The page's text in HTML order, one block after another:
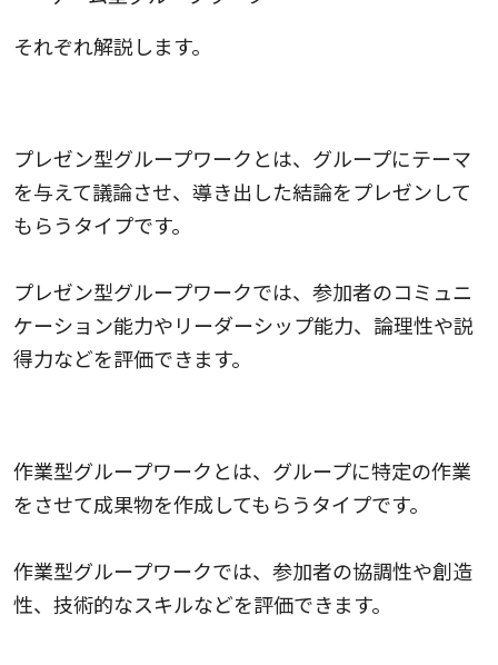
それぞれ解説します。
プレゼン型グループワークとは、グループにテーマ
を与えて議論させ、導き出した結論をプレゼンして
もらうタイプです。
プレゼン型グループワークでは、参加者のコミュニ
ケーション能力やリーダーシップ能力、論理性や説
得力などを評価できます。
作業型グループワークとは、グループに特定の作業
をさせて成果物を作成してもらうタイプです。
作業型グループワークでは、参加者の協調性や創造
性、技術的なスキルなどを評価できます。